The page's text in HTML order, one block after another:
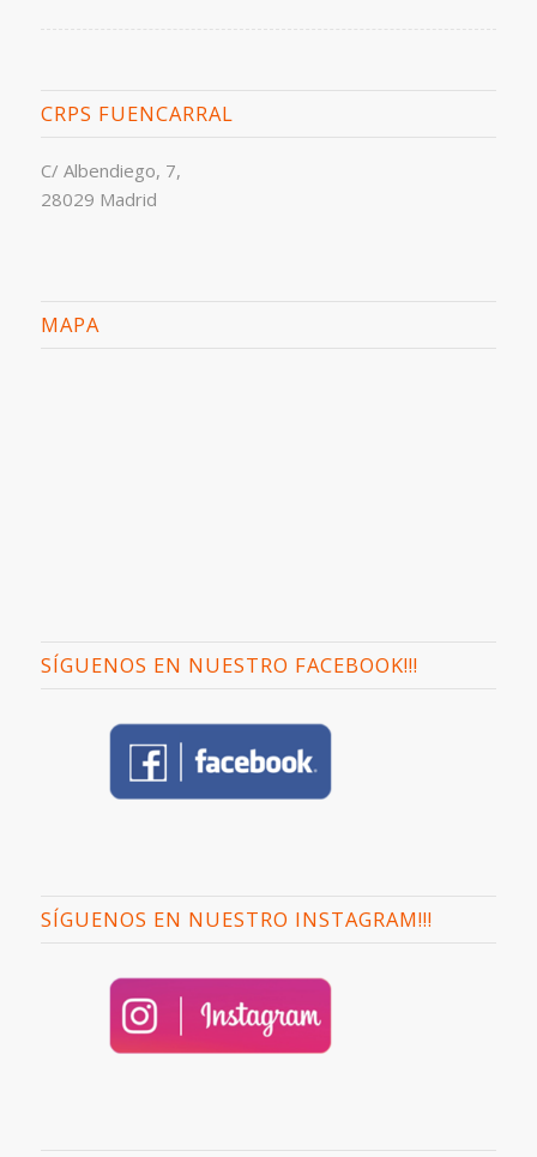
CRPS FUENCARRAL
C/ Albendiego, 7,
28029 Madrid
MAPA
SÍGUENOS EN NUESTRO FACEBOOK!!!
SÍGUENOS EN NUESTRO INSTAGRAM!!!